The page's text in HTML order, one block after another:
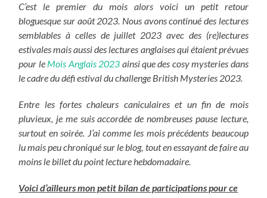
C’est le premier du mois alors voici un petit retour
bloguesque sur août 2023. Nous avons continué des lectures
semblables à celles de juillet 2023 avec des (re)lectures
estivales mais aussi des lectures anglaises qui étaient prévues
pour le Mois Anglais 2023 ainsi que des cosy mysteries dans
le cadre du défi estival du challenge British Mysteries 2023.
Entre les fortes chaleurs caniculaires et un fin de mois
pluvieux, je me suis accordée de nombreuses pause lecture,
surtout en soirée. J’ai comme les mois précédents beaucoup
lu mais peu chroniqué sur le blog, tout en essayant de faire au
moins le billet du point lecture hebdomadaire.
Voici d’ailleurs mon petit bilan de participations pour ce